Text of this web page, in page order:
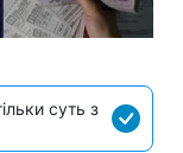
суть з